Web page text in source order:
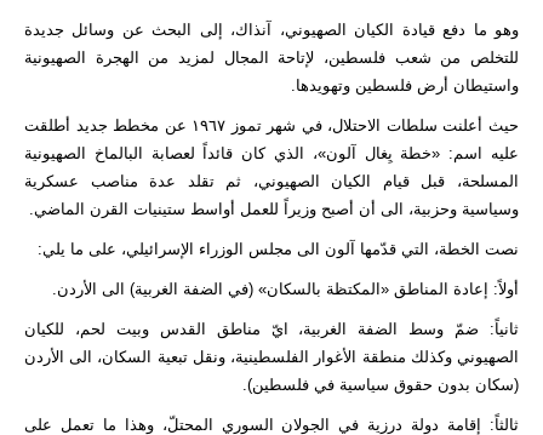
وهو ما دفع قيادة الكيان الصهيوني، آنذاك، إلى البحث عن وسائل جديدة
للتخلص من شعب فلسطين، لإتاحة المجال لمزيد من الهجرة الصهيونية
واستيطان أرض فلسطين وتهويدها.
حيث أعلنت سلطات الاحتلال، في شهر تموز ١٩٦٧ عن مخطط جديد أطلقت
عليه اسم: «خطة يِغال آلون»، الذي كان قائداً لعصابة البالماخ الصهيونية
المسلحة، قبل قيام الكيان الصهيوني، ثم تقلد عدة مناصب عسكرية
وسياسية وحزبية، الى أن أصبح وزيراً للعمل أواسط ستينيات القرن الماضي.
نصت الخطة، التي قدّمها آلون الى مجلس الوزراء الإسرائيلي، على ما يلي:
أولاً: إعادة المناطق «المكتظة بالسكان» (في الضفة الغربية) الى الأردن.
ثانياً: ضمّ وسط الضفة الغربية، ايّ مناطق القدس وبيت لحم، للكيان
الصهيوني وكذلك منطقة الأغوار الفلسطينية، ونقل تبعية السكان، الى الأردن
(سكان بدون حقوق سياسية في فلسطين).
ثالثاً: إقامة دولة درزية في الجولان السوري المحتلّ، وهذا ما تعمل على